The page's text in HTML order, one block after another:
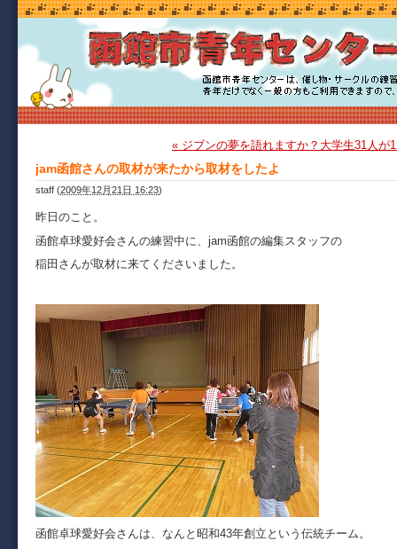
« ジブンの夢を語れますか？大学生31人が
jam函館さんの取材が来たから取材をしたよ
staff (2009年12月21日 16:23)
昨日のこと。
函館卓球愛好会さんの練習中に、jam函館の編集スタッフの
稲田さんが取材に来てくださいました。
函館卓球愛好会さんは、なんと昭和43年創立という伝統チーム。